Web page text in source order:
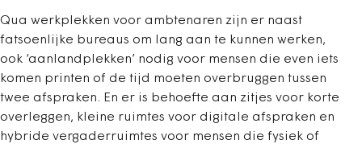
Qua werkplekken voor ambtenaren zijn er naast
fatsoenlijke bureaus om lang aan te kunnen werken,
ook ‘aanlandplekken’ nodig voor mensen die even iets
komen printen of de tijd moeten overbruggen tussen
twee afspraken. En er is behoefte aan zitjes voor korte
overleggen, kleine ruimtes voor digitale afspraken en
hybride vergaderruimtes voor mensen die fysiek of